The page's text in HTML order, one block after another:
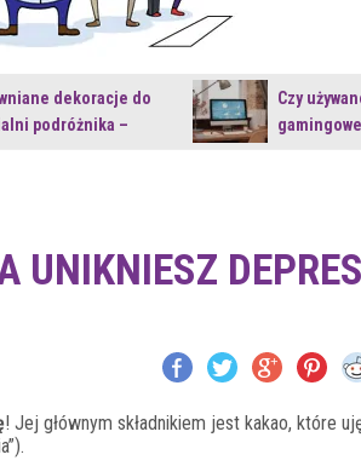
dekoracje do
podróżnika –
Czy
UNIKNIESZ
! Jej głównym składnikiem jest kakao, które